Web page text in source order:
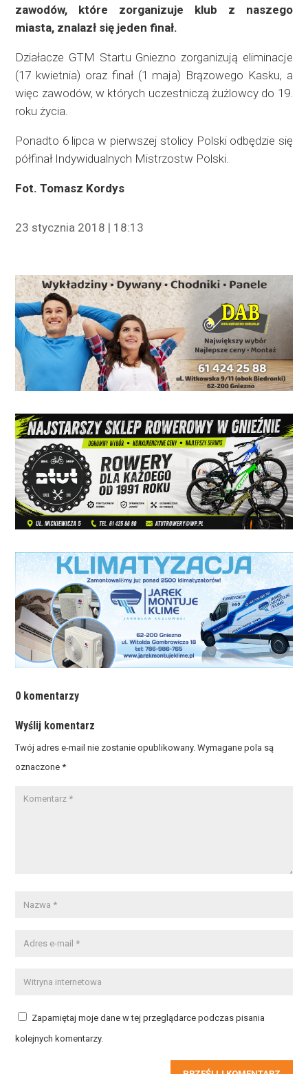
zawodów, które zorganizuje klub z naszego
miasta, znalazł się jeden finał.
Działacze GTM Startu Gniezno zorganizują eliminacje
(17 kwietnia) oraz finał (1 maja) Brązowego Kasku, a
więc zawodów, w których uczestniczą żużlowcy do 19.
roku życia.
Ponadto 6 lipca w pierwszej stolicy Polski odbędzie się
półfinał Indywidualnych Mistrzostw Polski.
Fot. Tomasz Kordys
23 stycznia 2018 | 18:13
0 komentarzy
Wyślij komentarz
Twój adres e-mail nie zostanie opublikowany. Wymagane pola są
oznaczone*
Zapamiętaj moje dane w tej przeglądarce podczas pisania
kolejnych komentarzy.